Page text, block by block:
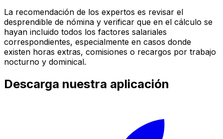
La recomendación de los expertos es revisar el
desprendible de nómina y verificar que en el cálculo se
hayan incluido todos los factores salariales
correspondientes, especialmente en casos donde
existen horas extras, comisiones o recargos por trabajo
nocturno y dominical.
Descarga nuestra aplicación